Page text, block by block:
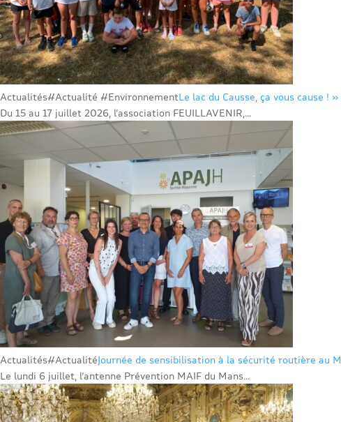
Actualités#Actualité #EnvironnementLe lac du Causse, ça vous cause !
Du 15 au 17 juillet 2026, l’association FEUILLAVENIR,...
Actualités#ActualitéJournée de sensibilisation à la sécurité routière au
Le lundi 6 juillet, l’antenne Prévention MAIF du Mans...